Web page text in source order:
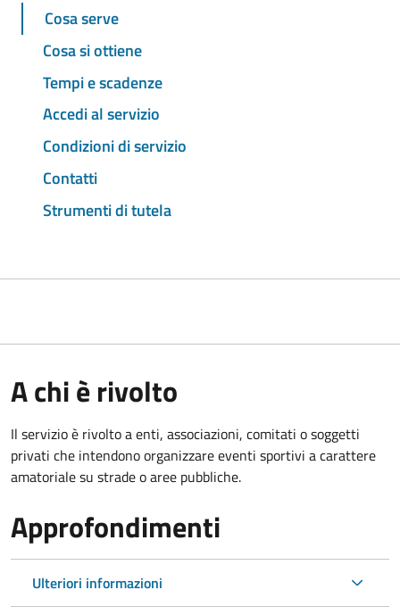
Cosa serve
Cosa si ottiene
Tempi e scadenze
Accedi al servizio
Condizioni di servizio
Contatti
Strumenti di tutela
A chi è rivolto
Il servizio è rivolto a enti, associazioni, comitati o soggetti
privati che intendono organizzare eventi sportivi a carattere
amatoriale su strade o aree pubbliche.
Approfondimenti
Ulteriori informazioni